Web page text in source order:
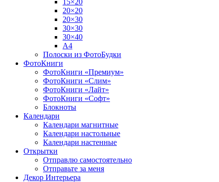
15×20
20×20
20×30
30×30
30×40
A4
Полоски из ФотоБудки
ФотоКниги
ФотоКниги «Премиум»
ФотоКниги «Слим»
ФотоКниги «Лайт»
ФотоКниги «Софт»
Блокноты
Календари
Календари магнитные
Календари настольные
Календари настенные
Открытки
Отправлю самостоятельно
Отправьте за меня
Декор Интерьера